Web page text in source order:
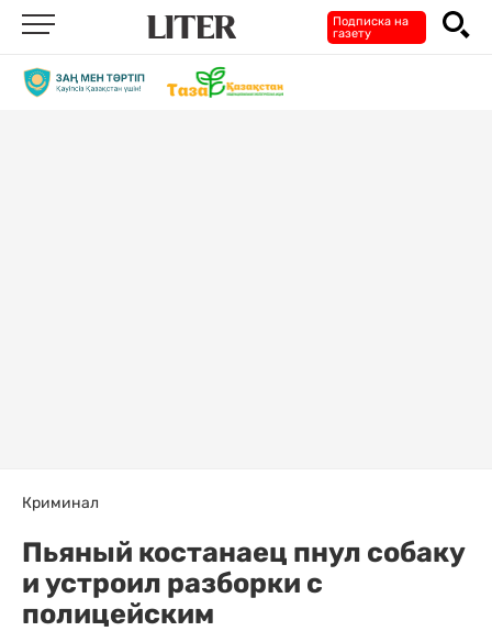
Подписка на
газету
Криминал
Пьяный костанаец пнул собаку
и устроил разборки с
полицейским